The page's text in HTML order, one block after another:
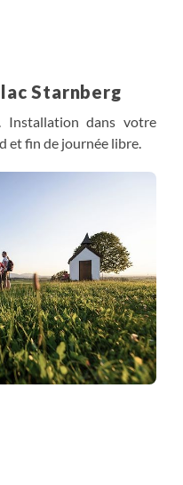
Starnberg
Installation dans votre
et fin de journée libre.